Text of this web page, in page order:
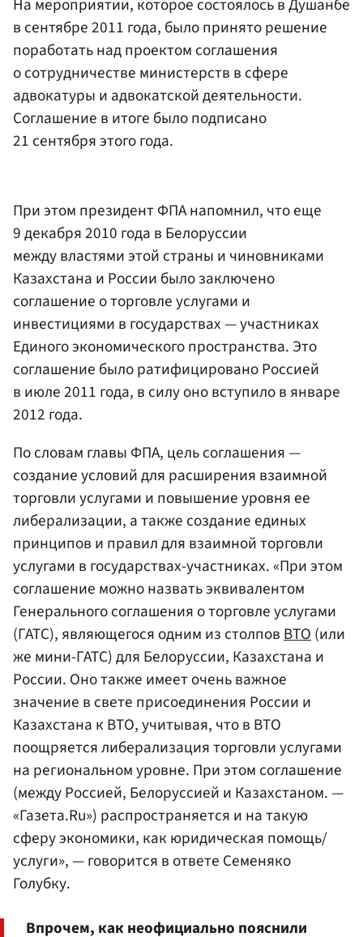
На мероприятии, которое состоялось в Душанбе
в сентябре 2011 года, было принято решение
поработать над проектом соглашения
о сотрудничестве министерств в сфере
адвокатуры и адвокатской деятельности.
Соглашение в итоге было подписано
21 сентября этого года.
При этом президент ФПА напомнил, что еще
9 декабря 2010 года в Белоруссии
между властями этой страны и чиновниками
Казахстана и России было заключено
соглашение о торговле услугами и
инвестициями в государствах — участниках
Единого экономического пространства. Это
соглашение было ратифицировано Россией
в июле 2011 года, в силу оно вступило в январе
2012 года.
По словам главы ФПА, цель соглашения —
создание условий для расширения взаимной
торговли услугами и повышение уровня ее
либерализации, а также создание единых
принципов и правил для взаимной торговли
услугами в государствах-участниках. «При этом
соглашение можно назвать эквивалентом
Генерального соглашения о торговле услугами
(ГАТС), являющегося одним из столповВТО(или
же мини-ГАТС) для Белоруссии, Казахстана и
России. Оно также имеет очень важное
значение в свете присоединения России и
Казахстана к ВТО, учитывая, что в ВТО
поощряется либерализация торговли услугами
на региональном уровне. При этом соглашение
(между Россией, Белоруссией и Казахстаном. —
«Газета.Ru») распространяется и на такую
сферу экономики, как юридическая помощь/
услуги», — говорится в ответе Семеняко
Голубку.
Впрочем, как неофициально пояснили